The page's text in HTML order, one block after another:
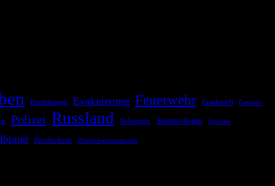
Ermittlungen Evakuierung Feuerwehr Frankreich Gewitter
Polizei Russland Sabotage Seismologie Spanien
Zivilschutz Überschwemmungen